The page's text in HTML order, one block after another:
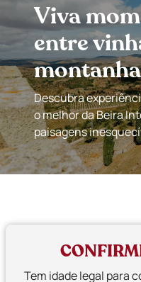
Viva
entre
Descubra
o melhor da Beira
paisagens
Tem idade legal para